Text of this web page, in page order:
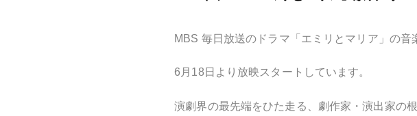
MBS 毎日放送のドラマ「エミリとマリア」の音
6月18日より放映スタートしています。
演劇界の最先端をひた走る、劇作家・演出家の